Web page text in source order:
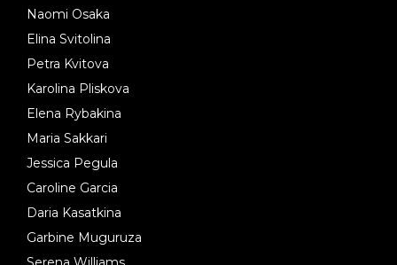
Naomi Osaka
Elina Svitolina
Petra Kvitova
Karolina Pliskova
Elena Rybakina
Maria Sakkari
Jessica Pegula
Caroline Garcia
Daria Kasatkina
Garbine Muguruza